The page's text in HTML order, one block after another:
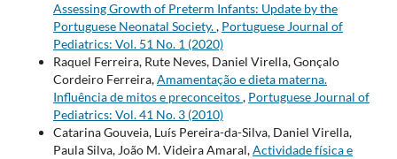
Assessing Growth of Preterm Infants: Update by the
Portuguese Neonatal Society., Portuguese Journal of
Pediatrics: Vol. 51 No. 1 (2020)
Raquel Ferreira, Rute Neves, Daniel Virella, Gonçalo
Cordeiro Ferreira,Amamentação e dieta materna.
Influência de mitos e preconceitos, Portuguese Journal of
Pediatrics: Vol. 41 No. 3 (2010)
Catarina Gouveia, Luís Pereira-da-Silva, Daniel Virella,
Paula Silva, João M. Videira Amaral,Actividade física e